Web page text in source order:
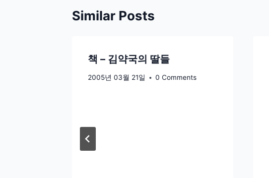
Similar Posts
책 – 김약국의 딸들
2005년 03월 21일 0 Comments